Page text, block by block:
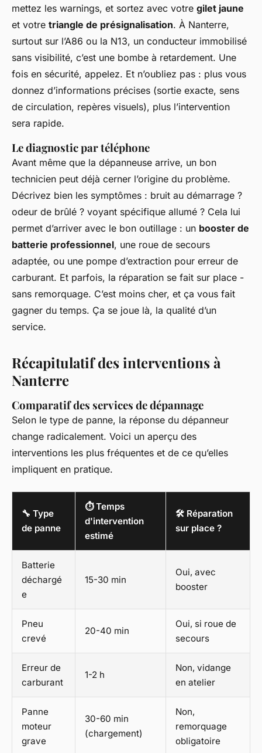
mettez les warnings, et sortez avec votre gilet jaune
et votre triangle de présignalisation. À Nanterre,
surtout sur l’A86 ou la N13, un conducteur immobilisé
sans visibilité, c’est une bombe à retardement. Une
fois en sécurité, appelez. Et n’oubliez pas : plus vous
donnez d’informations précises (sortie exacte, sens
de circulation, repères visuels), plus l’intervention
sera rapide.
Le diagnostic par téléphone
Avant même que la dépanneuse arrive, un bon
technicien peut déjà cerner l’origine du problème.
Décrivez bien les symptômes : bruit au démarrage ?
odeur de brûlé ? voyant spécifique allumé ? Cela lui
permet d’arriver avec le bon outillage : un booster de
batterie professionnel, une roue de secours
adaptée, ou une pompe d’extraction pour erreur de
carburant. Et parfois, la réparation se fait sur place -
sans remorquage. C’est moins cher, et ça vous fait
gagner du temps. Ça se joue là, la qualité d’un
service.
Récapitulatif des interventions à
Nanterre
Comparatif des services de dépannage
Selon le type de panne, la réponse du dépanneur
change radicalement. Voici un aperçu des
interventions les plus fréquentes et de ce qu’elles
impliquent en pratique.
🔧 Type
de panne
⏱️ Temps
d'intervention
estimé
🛠️ Réparation
sur place ?
Batterie
déchargé
e
15-30 min
Oui, avec
booster
Pneu
crevé
20-40 min
Oui, si roue de
secours
Erreur de
carburant
1-2 h
Non, vidange
en atelier
Panne
moteur
grave
30-60 min
(chargement)
Non,
remorquage
obligatoire